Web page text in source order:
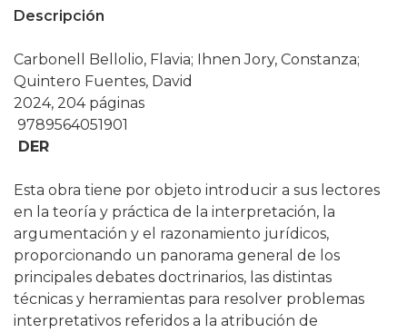
Descripción
Carbonell Bellolio, Flavia; Ihnen Jory, Constanza;
Quintero Fuentes, David
2024, 204 páginas
9789564051901
DER
Esta obra tiene por objeto introducir a sus lectores
en la teoría y práctica de la interpretación, la
argumentación y el razonamiento jurídicos,
proporcionando un panorama general de los
principales debates doctrinarios, las distintas
técnicas y herramientas para resolver problemas
interpretativos referidos a la atribución de